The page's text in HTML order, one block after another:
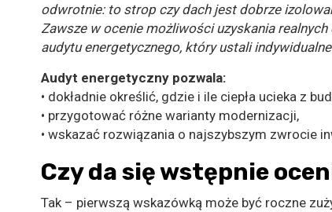
odwrotnie: to strop czy dach jest dobrze
Zawsze w ocenie możliwości uzyskania
audytu energetycznego, który ustali
Audyt energetyczny pozwala:
• dokładnie określić, gdzie i ile ciepła ucieka z
• przygotować różne warianty modernizacji,
• wskazać rozwiązania o najszybszym zwrocie
Czy da się wstępnie
Tak – pierwszą wskazówką może być roczne